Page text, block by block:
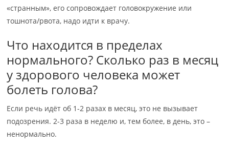
«странным», его сопровождает головокружение или
тошнота/рвота, надо идти к врачу.
Что находится в пределах
нормального? Сколько раз в месяц
у здорового человека может
болеть голова?
Если речь идёт об 1-2 разах в месяц, это не вызывает
подозрения. 2-3 раза в неделю и, тем более, в день, это –
ненормально.